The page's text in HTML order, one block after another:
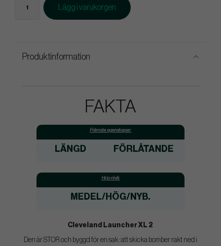
Lägg i varukorgen
Produktinformation
FAKTA
Främsta egenskaper:
LÄNGD FÖRLÅTANDE
Hcp-nivå:
MEDEL/HÖG/NYB.
Cleveland Launcher XL 2
Den är STOR och byggd för en sak: att skicka bomber rakt ned i